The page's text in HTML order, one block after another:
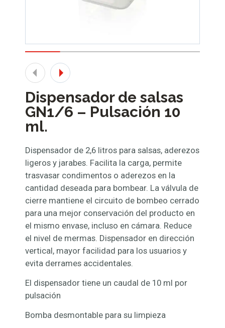
Dispensador de salsas
GN1/6 – Pulsación 10
ml.
Dispensador de 2,6 litros para salsas, aderezos
ligeros y jarabes. Facilita la carga, permite
trasvasar condimentos o aderezos en la
cantidad deseada para bombear. La válvula de
cierre mantiene el circuito de bombeo cerrado
para una mejor conservación del producto en
el mismo envase, incluso en cámara. Reduce
el nivel de mermas. Dispensador en dirección
vertical, mayor facilidad para los usuarios y
evita derrames accidentales.
El dispensador tiene un caudal de 10 ml por
pulsación
Bomba desmontable para su limpieza